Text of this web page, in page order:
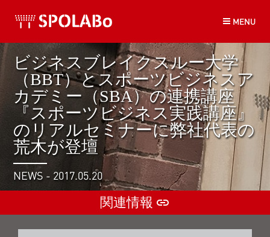
ン
MENU
ビジネスブレイクスルー大学
（BBT）とスポーツビジネスア
カデミー（SBA）の連携講座
『スポーツビジネス実践講座』
のリアルセミナーに弊社代表の
荒木が登壇
NEWS - 2017.05.20
関連情報 insert_link